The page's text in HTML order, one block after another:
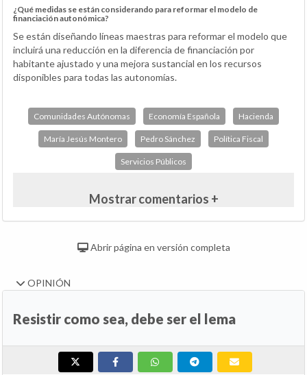
¿Qué medidas se están considerando para reformar el modelo de
financiación autonómica?
Se están diseñando líneas maestras para reformar el modelo que
incluirá una reducción en la diferencia de financiación por
habitante ajustado y una mejora sustancial en los recursos
disponibles para todas las autonomías.
Comunidades Autónomas Economía Española Hacienda
María Jesús Montero Pedro Sánchez Política Fiscal
Servicios Públicos
Mostrar comentarios +
Abrir página en versión completa
OPINIÓN
Resistir como sea, debe ser el lema